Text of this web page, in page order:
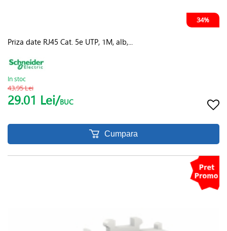
34%
Priza date RJ45 Cat. 5e UTP, 1M, alb,...
In stoc
43.95 Lei
29.01 Lei/BUC
Cumpara